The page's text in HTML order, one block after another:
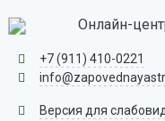
Онлайн-
+7 (911) 410-0221
Версия для